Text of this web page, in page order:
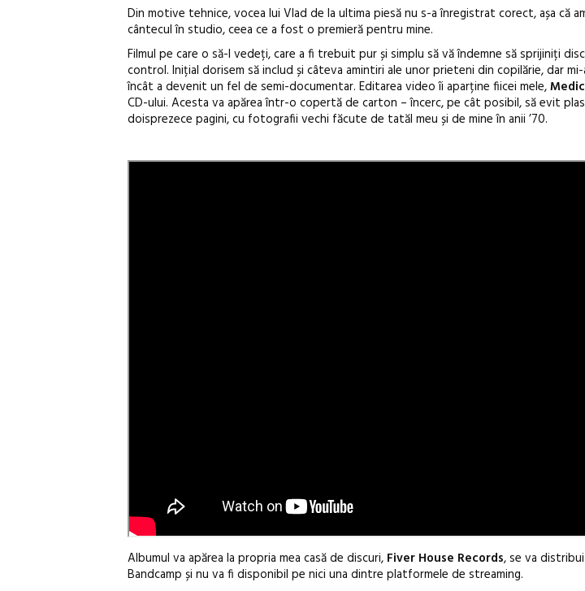
Din motive tehnice, vocea lui Vlad de la ultima piesă nu s-a înregistrat corect, așa că
cântecul în studio, ceea ce a fost o premieră pentru mine.
Filmul pe care o să-l vedeți, care a fi trebuit pur și simplu să vă îndemne să sprijiniți
control. Inițial dorisem să includ și câteva amintiri ale unor prieteni din copilărie, dar
încât a devenit un fel de semi-documentar. Editarea video îi aparține fiicei mele,
CD-ului. Acesta va apărea într-o copertă de carton – încerc, pe cât posibil, să evit
doisprezece pagini, cu fotografii vechi făcute de tatăl meu și de mine în anii ’70.
Albumul va apărea la propria mea casă de discuri, Fiver House Records, se va
Bandcamp și nu va fi disponibil pe nici una dintre platformele de streaming.